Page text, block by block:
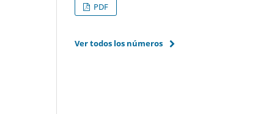
PDF
Ver todos los números